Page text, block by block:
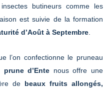
butineurs comme les
est suivie de la formation
d’Août à Septembre
l’on confectionne le pruneau
d’Ente nous offre une
de beaux fruits allongés,